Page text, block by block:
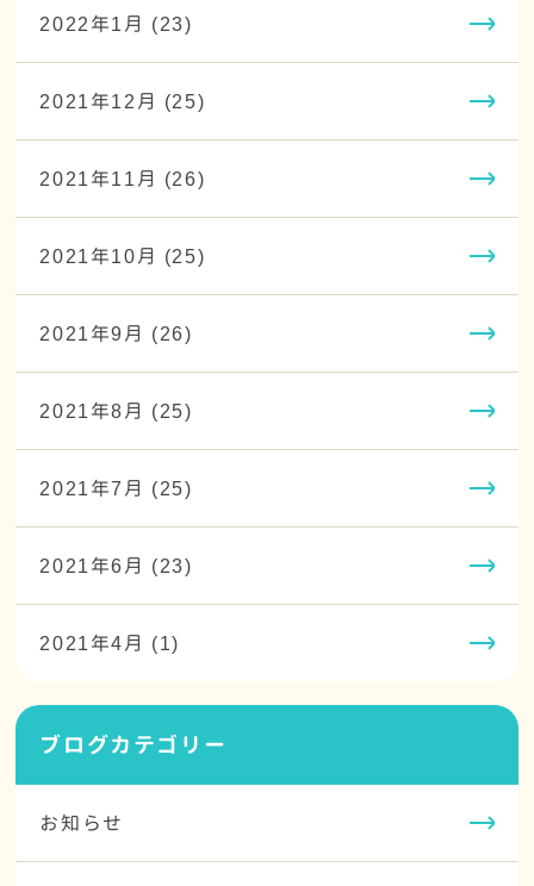
2022年1月 (23)
2021年12月 (25)
2021年11月 (26)
2021年10月 (25)
2021年9月 (26)
2021年8月 (25)
2021年7月 (25)
2021年6月 (23)
2021年4月 (1)
ブログカテゴリー
お知らせ